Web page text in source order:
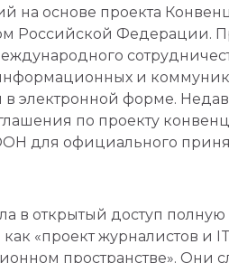
на основе проекта
Российской Федерации.
и
в электронной форме.
по проекту
для официального
в открытый доступ
«проект журналистов и
пространстве». Они